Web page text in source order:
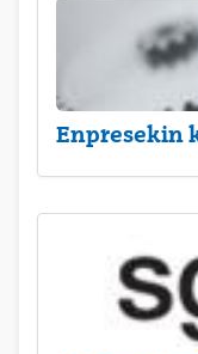
Enpresekin